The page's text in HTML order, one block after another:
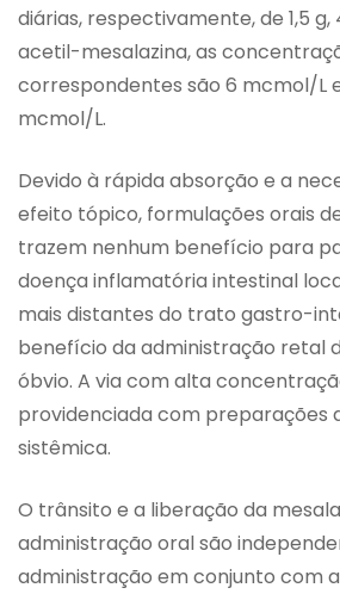
diárias, respectivamente, de 1,5 g,
acetil-mesalazina, as
correspondentes são 6 mcmol/L
mcmol/L.
Devido à rápida absorção e a
efeito tópico, formulações orais
trazem nenhum benefício para
doença inflamatória intestinal
mais distantes do trato gastro-
benefício da administração retal
óbvio. A via com alta
providenciada com preparações
sistêmica.
O trânsito e a liberação da
administração oral são
administração em conjunto com